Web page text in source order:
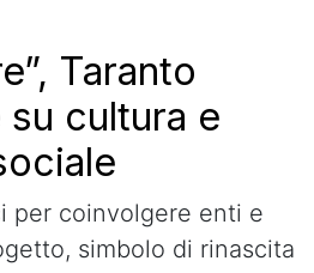
Taranto
cultura e
per coinvolgere enti e
simbolo di rinascita